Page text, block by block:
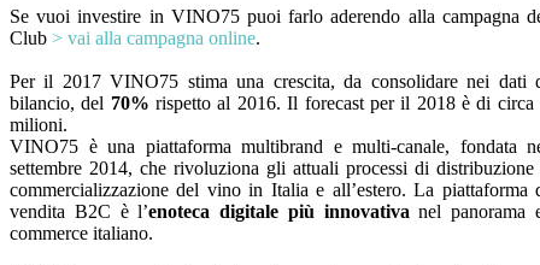
Se vuoi investire in VINO75 puoi farlo aderendo alla campagna
Club > vai alla campagna online.
Per il 2017 VINO75 stima una crescita, da consolidare nei dati
bilancio, del 70% rispetto al 2016. Il forecast per il 2018 è di circa
milioni.
VINO75 è una piattaforma multibrand e multi-canale, fondata
settembre 2014, che rivoluziona gli attuali processi di distribuzione
commercializzazione del vino in Italia e all’estero. La piattaforma
vendita B2C è l’enoteca digitale più innovativa nel panorama
commerce italiano.